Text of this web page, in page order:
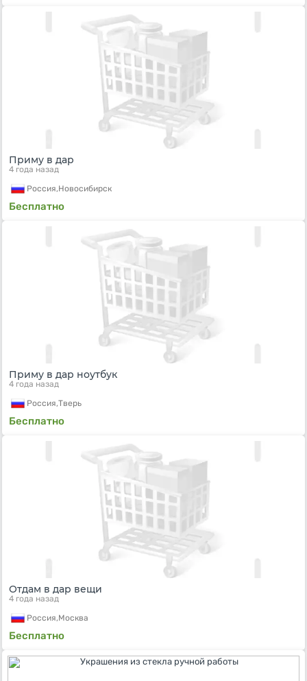
Приму в дар
4 года назад
Россия,Новосибирск
Бесплатно
Приму в дар ноутбук
4 года назад
Россия,Тверь
Бесплатно
Отдам в дар вещи
4 года назад
Россия,Москва
Бесплатно